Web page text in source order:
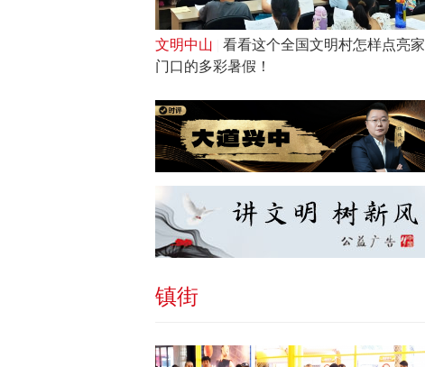
文明中山
看看这个全国文明村怎样点亮家
门口的多彩暑假！
镇街